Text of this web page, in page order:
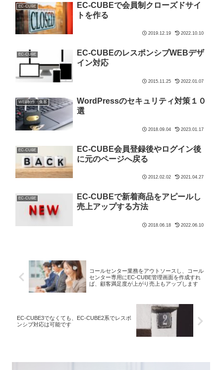
EC-CUBE
EC-CUBEで会員制クローズドサイ
トを作る
2019.12.19 2022.10.10
EC-CUBE
EC-CUBEのレスポンシブWEBデザ
イン対応
2015.11.25 2022.01.07
WEB制作・集客
WordPressのセキュリティ対策１０
選
2018.09.04 2023.01.17
EC-CUBE
EC-CUBE会員登録後やログイン後
に元のページへ戻る
2012.02.02 2021.04.27
EC-CUBE
EC-CUBEで新着商品をアピールし
売上アップする方法
2018.06.18 2022.06.10
コールセンター業務をアウトソースし、コール
センター専用にEC-CUBE管理画面を作成すれ
ば、顧客満足度が上がり売上もアップします
EC-CUBE3でなくても、EC-CUBE2系でレスポ
ンシブ対応は可能です